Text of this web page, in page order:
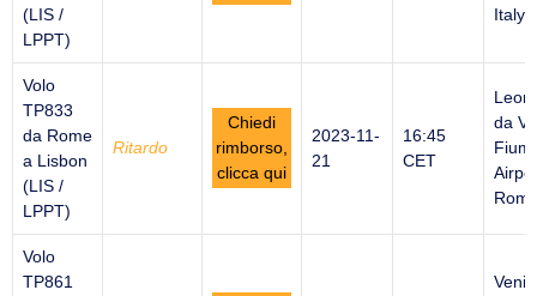
(LIS /
LPPT)
Italy
Volo
TP833
da Rome
a Lisbon
(LIS /
LPPT)
Ritardo
Chiedi
rimborso,
clicca qui
2023-11-
21
16:45
CET
da
Volo
TP861